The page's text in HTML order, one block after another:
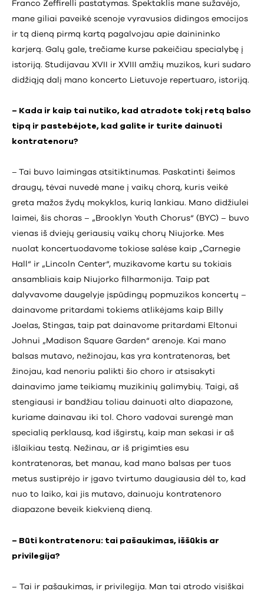
Franco Zeffirelli pastatymas. Spektaklis mane sužavėjo,
mane giliai paveikė scenoje vyravusios didingos emocijos
ir tą dieną pirmą kartą pagalvojau apie dainininko
karjerą. Galų gale, trečiame kurse pakeičiau specialybę į
istoriją. Studijavau XVII ir XVIII amžių muzikos, kuri sudaro
didžiąją dalį mano koncerto Lietuvoje repertuaro, istoriją.
– Kada ir kaip tai nutiko, kad atradote tokį retą balso
tipą ir pastebėjote, kad galite ir turite dainuoti
kontratenoru?
– Tai buvo laimingas atsitiktinumas. Paskatinti šeimos
draugų, tėvai nuvedė mane į vaikų chorą, kuris veikė
greta mažos žydų mokyklos, kurią lankiau. Mano didžiulei
laimei, šis choras – „Brooklyn Youth Chorus“ (BYC) – buvo
vienas iš dviejų geriausių vaikų chorų Niujorke. Mes
nuolat koncertuodavome tokiose salėse kaip „Carnegie
Hall“ ir „Lincoln Center“, muzikavome kartu su tokiais
ansambliais kaip Niujorko filharmonija. Taip pat
dalyvavome daugelyje įspūdingų popmuzikos koncertų –
dainavome pritardami tokiems atlikėjams kaip Billy
Joelas, Stingas, taip pat dainavome pritardami Eltonui
Johnui „Madison Square Garden“ arenoje. Kai mano
balsas mutavo, nežinojau, kas yra kontratenoras, bet
žinojau, kad nenoriu palikti šio choro ir atsisakyti
dainavimo jame teikiamų muzikinių galimybių. Taigi, aš
stengiausi ir bandžiau toliau dainuoti alto diapazone,
kuriame dainavau iki tol. Choro vadovai surengė man
specialią perklausą, kad išgirstų, kaip man sekasi ir aš
išlaikiau testą. Nežinau, ar iš prigimties esu
kontratenoras, bet manau, kad mano balsas per tuos
metus sustiprėjo ir įgavo tvirtumo daugiausia dėl to, kad
nuo to laiko, kai jis mutavo, dainuoju kontratenoro
diapazone beveik kiekvieną dieną.
– Būti kontratenoru: tai pašaukimas, iššūkis ar
privilegija?
– Tai ir pašaukimas, ir privilegija. Man tai atrodo visiškai